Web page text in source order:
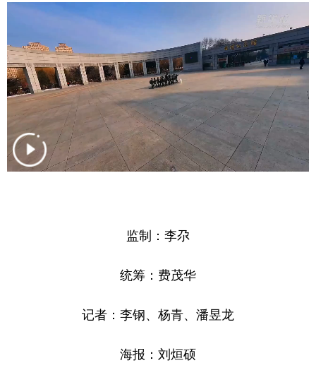
监制：李尕
统筹：费茂华
记者：李钢、杨青、潘昱龙
海报：刘烜硕